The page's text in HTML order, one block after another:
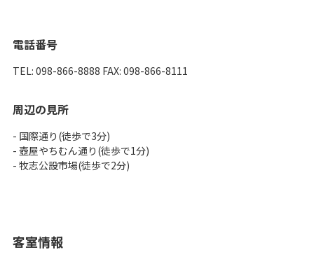
電話番号
TEL: 098-866-8888 FAX: 098-866-8111
周辺の見所
- 国際通り(徒歩で3分)
- 壺屋やちむん通り(徒歩で1分)
- 牧志公設市場(徒歩で2分)
客室情報